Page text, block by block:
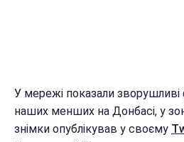
У мережі показали зворушливі
наших менших на Донбасі, у
знімки опублікував у своєму